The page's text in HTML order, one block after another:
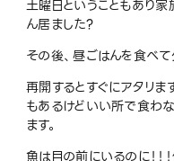
土曜日ということもあり
ん居ました?
その後、昼ごはんを食べ
再開するとすぐにアタリま
もあるけどいい所で食わ
ます。
魚は目の前にいるのに！！